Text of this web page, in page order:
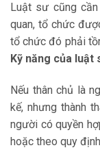
Luật sư cũng
quan, tổ chức
tổ chức đó phải
Kỹ năng của
Nếu thân chủ là
kế, nhưng thành
người có quyền
hoặc theo quy